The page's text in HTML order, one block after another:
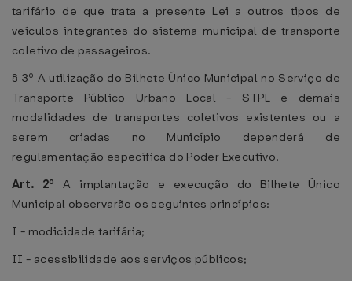
tarifário de que trata a presente Lei a outros tipos de
veículos integrantes do sistema municipal de transporte
coletivo de passageiros.
§ 3º A utilização do Bilhete Único Municipal no Serviço de
Transporte Público Urbano Local - STPL e demais
modalidades de transportes coletivos existentes ou a
serem criadas no Município dependerá de
regulamentação específica do Poder Executivo.
Art. 2º A implantação e execução do Bilhete Único
Municipal observarão os seguintes princípios:
I - modicidade tarifária;
II - acessibilidade aos serviços públicos;